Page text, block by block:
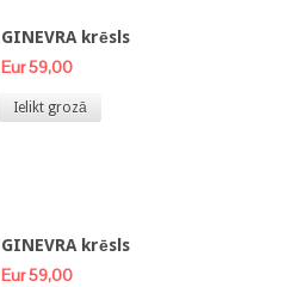
GINEVRA krēsls
Eur 59,00
Ielikt grozā
GINEVRA krēsls
Eur 59,00